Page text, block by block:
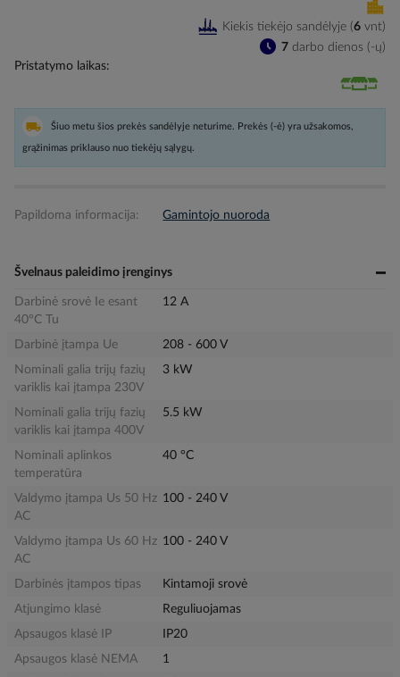
Pristatymo laikas
7 darbo dienos (-ų)
Kiekis tiekėjo sandėlyje (6 vnt)
Šiuo metu šios prekės sandėlyje neturime. Prekės (-ė) yra užsakomos,
grąžinimas priklauso nuo tiekėjų sąlygų.
Papildoma informacija: Gamintojo nuoroda
Švelnaus paleidimo įrenginys
Darbinė srovė Ie esant
40°C Tu
12 A
Darbinė įtampa Ue
208 - 600 V
Nominali galia trijų fazių
variklis kai įtampa 230V
3 kW
Nominali galia trijų fazių
variklis kai įtampa 400V
5.5 kW
Nominali aplinkos
temperatūra
40 °C
Valdymo įtampa Us 50 Hz
AC
100 - 240 V
Valdymo įtampa Us 60 Hz
AC
100 - 240 V
Darbinės įtampos tipas
Kintamoji srovė
Atjungimo klasė
Reguliuojamas
Apsaugos klasė IP
IP20
Apsaugos klasė NEMA
1